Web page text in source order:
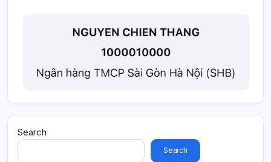
Search
Search